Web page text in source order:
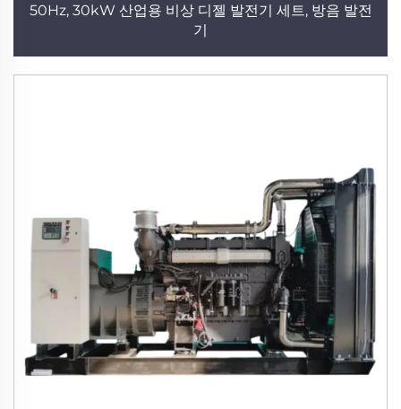
50Hz, 30kW 산업용 비상 디젤 발전기 세트, 방음 발전
기